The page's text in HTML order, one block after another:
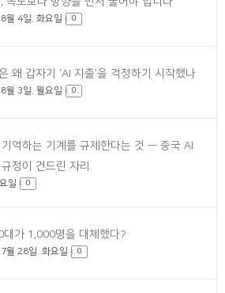
월 4일. 화요일 0
왜 갑자기 ‘AI 지출’을 걱정하기 시작했나
월 3일. 월요일 0
기억하는 기계를 규제한다는 것 — 중국 AI
정이 건드린 자리
일 0
대가 1,000명을 대체했다?
월 28일. 화요일 0